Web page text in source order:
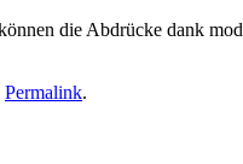
die Abdrücke dank
Permalink.